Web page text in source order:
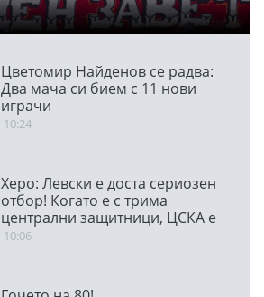
Цветомир Найденов се радва:
Два мача си бием с 11 нови
играчи
10:24
Херо: Левски е доста сериозен
отбор! Когато е с трима
централни защитници, ЦСКА е
много стабилен
10:06